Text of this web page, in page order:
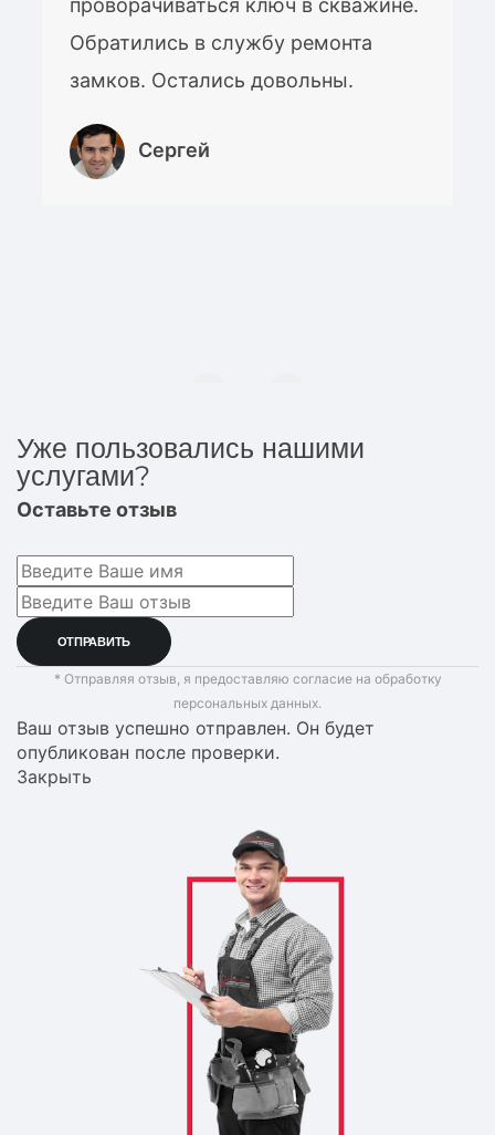
проворачиваться ключ в скважине.
Обратились в службу ремонта
замков. Остались довольны.
Сергей
Уже пользовались нашими
услугами?
Оставьте отзыв
* Отправляя отзыв, я предоставляю согласие на обработку
персональных данных.
Ваш отзыв успешно отправлен. Он будет
опубликован после проверки.
Закрыть